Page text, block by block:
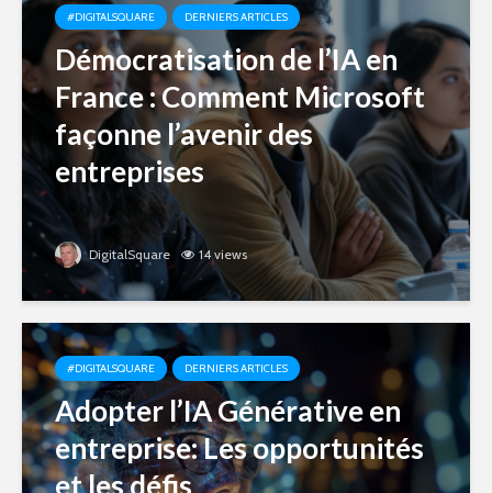
#DIGITALSQUARE DERNIERS ARTICLES
Démocratisation de l’IA en
France : Comment Microsoft
façonne l’avenir des
entreprises
DigitalSquare 14 views
#DIGITALSQUARE DERNIERS ARTICLES
Adopter l’IA Générative en
entreprise: Les opportunités
et les défis